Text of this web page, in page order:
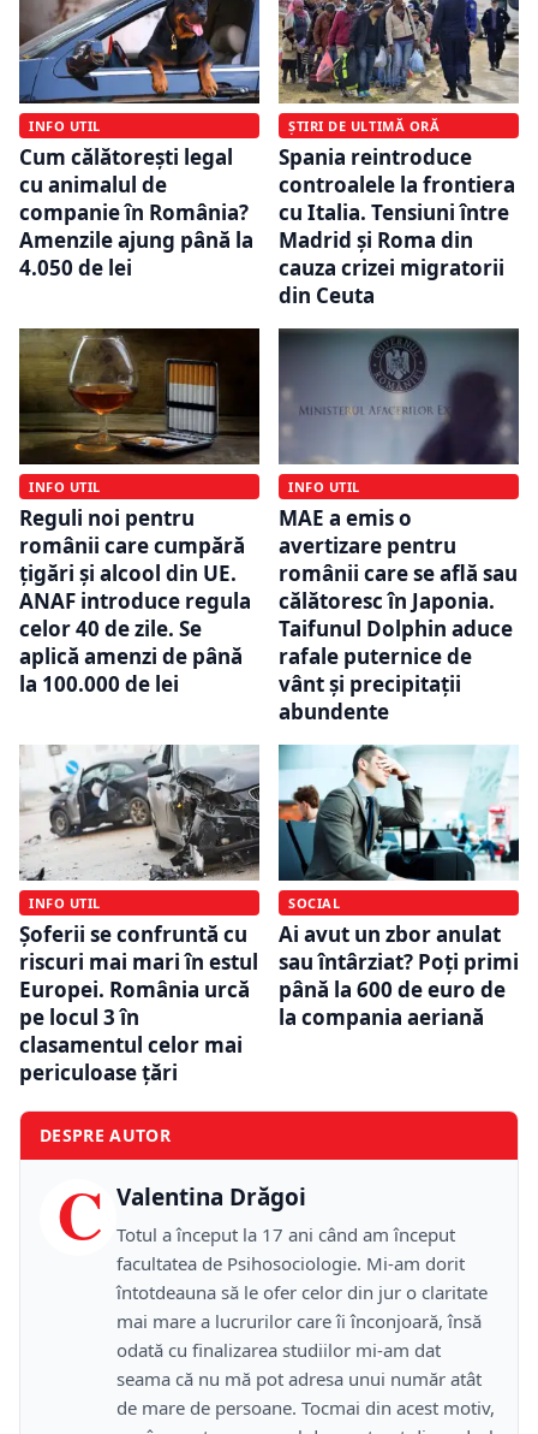
INFO UTIL
Cum călătorești legal
cu animalul de
companie în România?
Amenzile ajung până la
4.050 de lei
ȘTIRI DE ULTIMĂ ORĂ
Spania reintroduce
controalele la frontiera
cu Italia. Tensiuni între
Madrid și Roma din
cauza crizei migratorii
din Ceuta
INFO UTIL
Reguli noi pentru
românii care cumpără
țigări și alcool din UE.
ANAF introduce regula
celor 40 de zile. Se
aplică amenzi de până
la 100.000 de lei
INFO UTIL
MAE a emis o
avertizare pentru
românii care se află sau
călătoresc în Japonia.
Taifunul Dolphin aduce
rafale puternice de
vânt și precipitații
abundente
INFO UTIL
Șoferii se confruntă cu
riscuri mai mari în estul
Europei. România urcă
pe locul 3 în
clasamentul celor mai
periculoase țări
SOCIAL
Ai avut un zbor anulat
sau întârziat? Poți primi
până la 600 de euro de
la compania aeriană
DESPRE AUTOR
C Valentina Drăgoi
Totul a început la 17 ani când am început
facultatea de Psihosociologie. Mi-am dorit
întotdeauna să le ofer celor din jur o claritate
mai mare a lucrurilor care îi înconjoară, însă
odată cu finalizarea studiilor mi-am dat
seama că nu mă pot adresa unui număr atât
de mare de persoane. Tocmai din acest motiv,